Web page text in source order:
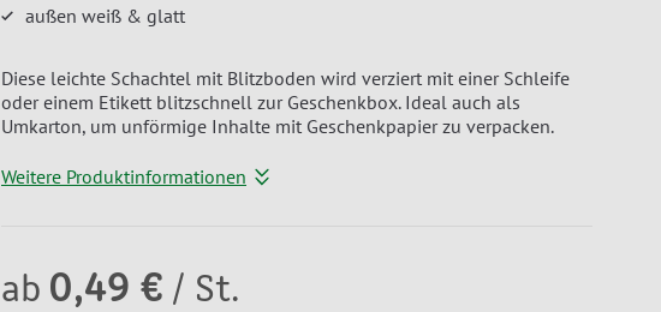
außen weiß & glatt
Diese leichte Schachtel mit Blitzboden wird verziert mit einer Schleife
oder einem Etikett blitzschnell zur Geschenkbox. Ideal auch als
Umkarton, um unförmige Inhalte mit Geschenkpapier zu verpacken.
Weitere Produktinformationen
ab 0,49 € / St.